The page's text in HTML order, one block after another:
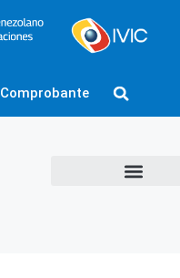
Comprobante